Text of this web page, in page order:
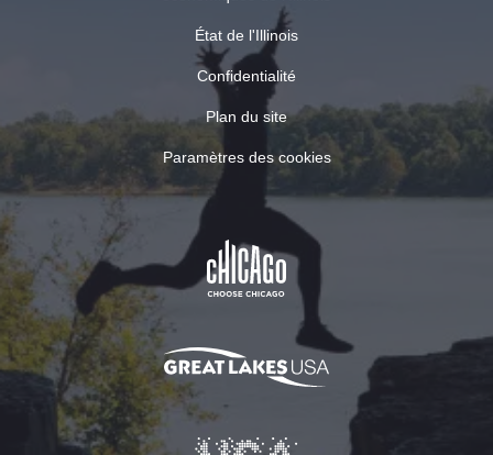
État de l'Illinois
Confidentialité
Plan du site
Paramètres des cookies